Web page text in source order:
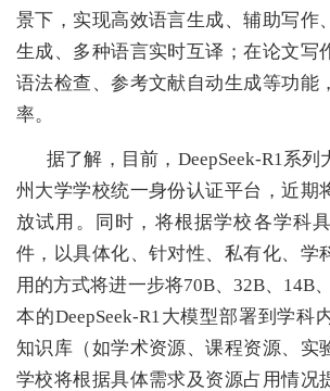
景下，实现高效语言生成、辅助写作
生成、多种语言实时互译；在论文写
语法检查、参考文献自动生成等功能
率。
据了解，目前，DeepSeek-R1系
州大学学校统一身份认证平台，近期
放试用。同时，将根据学校各学科
件，以具体化、针对性、私有化、学
用的方式将进一步将70B、32B、14B
本的DeepSeek-R1大模型部署到学科
知识库（如学术资源、课程资源、实
学校将根据具体需求及资源占用情况